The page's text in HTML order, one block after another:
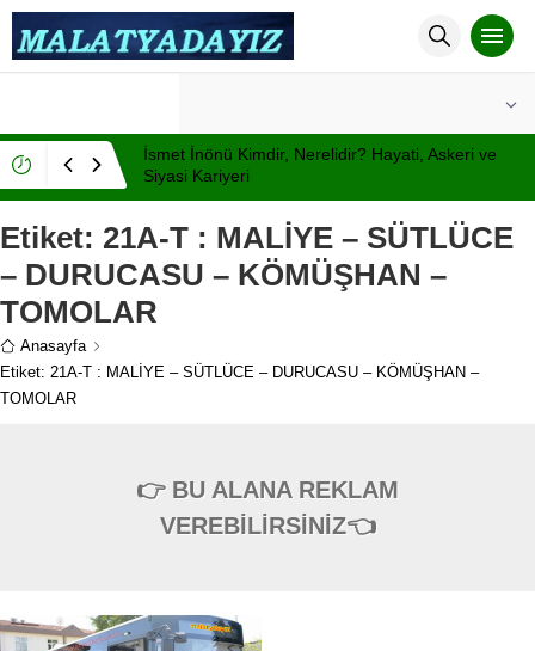
İsmet İnönü Kimdir, Nerelidir? Hayati, Askeri ve
Siyasi Kariyeri
Etiket: 21A-T : MALİYE – SÜTLÜCE
– DURUCASU – KÖMÜŞHAN –
TOMOLAR
Anasayfa
Etiket: 21A-T : MALİYE – SÜTLÜCE – DURUCASU – KÖMÜŞHAN –
TOMOLAR
👉 BU ALANA REKLAM
VEREBİLİRSİNİZ👈